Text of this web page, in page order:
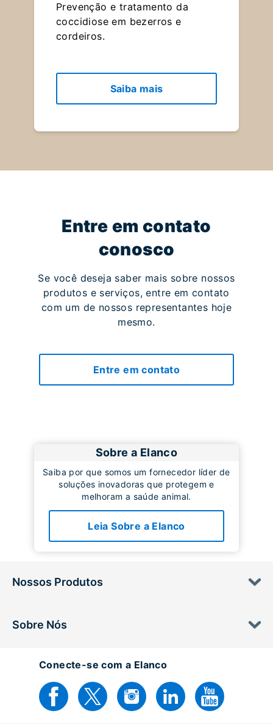
Prevenção e tratamento da
coccidiose em bezerros e
cordeiros.
Saiba mais
Entre em contato
conosco
Se você deseja saber mais sobre nossos
produtos e serviços, entre em contato
com um de nossos representantes hoje
mesmo.
Entre em contato
Sobre a Elanco
Saiba por que somos um fornecedor líder de
soluções inovadoras que protegem e
melhoram a saúde animal.
Leia Sobre a Elanco
Nossos Produtos
Sobre Nós
Conecte-se com a Elanco